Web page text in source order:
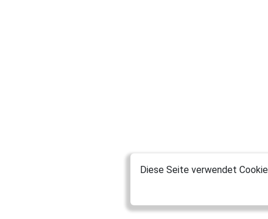
Diese Seite verwendet